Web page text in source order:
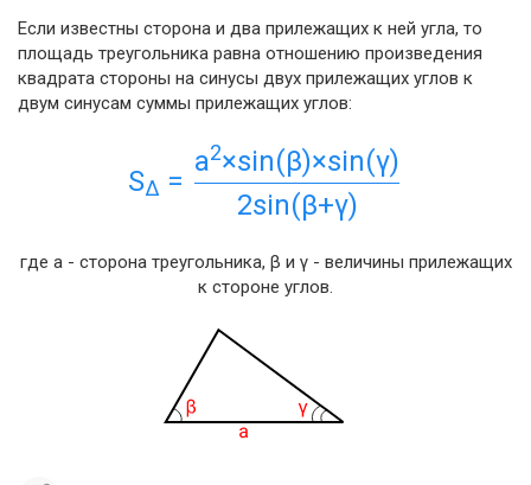
Если известны сторона и два прилежащих к ней угла, то
площадь треугольника равна отношению произведения
квадрата стороны на синусы двух прилежащих углов к
двум синусам суммы прилежащих углов:
SΔ =
a2×sin(β)×sin(γ)
2sin(β+γ)
где a - сторона треугольника, β и γ - величины прилежащих
к стороне углов.